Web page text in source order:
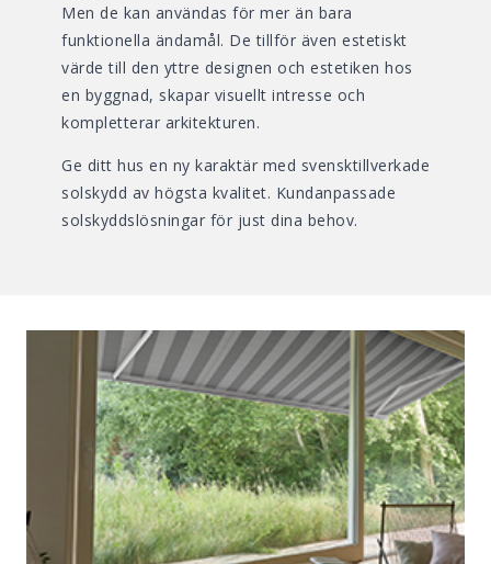
Men de kan användas för mer än bara
funktionella ändamål. De tillför även estetiskt
värde till den yttre designen och estetiken hos
en byggnad, skapar visuellt intresse och
kompletterar arkitekturen.
Ge ditt hus en ny karaktär med svensktillverkade
solskydd av högsta kvalitet. Kundanpassade
solskyddslösningar för just dina behov.